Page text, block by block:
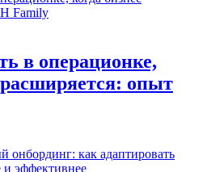
в операционке,
расширяется: опыт